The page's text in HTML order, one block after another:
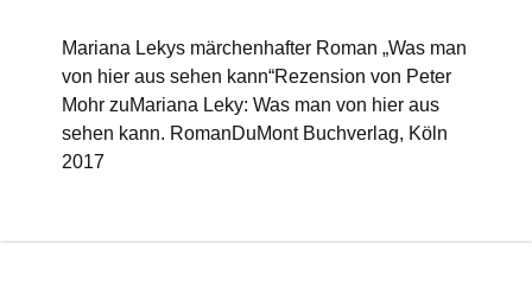
Mariana Lekys märchenhafter Roman „Was man
von hier aus sehen kann“Rezension von Peter
Mohr zuMariana Leky: Was man von hier aus
sehen kann. RomanDuMont Buchverlag, Köln
2017